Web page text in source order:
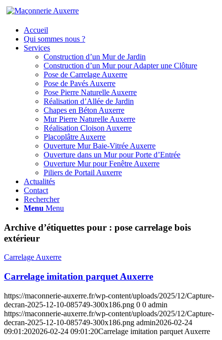
Accueil
Qui sommes nous ?
Services
Construction d’un Mur de Jardin
Construction d’un Mur pour Adapter une Clôture
Pose de Carrelage Auxerre
Pose de Pavés Auxerre
Pose Pierre Naturelle Auxerre
Réalisation d’Allée de Jardin
Chapes en Béton Auxerre
Mur Pierre Naturelle Auxerre
Réalisation Cloison Auxerre
Placoplâtre Auxerre
Ouverture Mur Baie-Vitrée Auxerre
Ouverture dans un Mur pour Porte d’Entrée
Ouverture Mur pour Fenêtre Auxerre
Piliers de Portail Auxerre
Actualités
Contact
Rechercher
Menu Menu
Archive d’étiquettes pour : pose carrelage bois
extérieur
Carrelage Auxerre
Carrelage imitation parquet Auxerre
https://maconnerie-auxerre.fr/wp-content/uploads/2025/12/Capture-
decran-2025-12-10-085749-300x186.png 0 0 admin
https://maconnerie-auxerre.fr/wp-content/uploads/2025/12/Capture-
decran-2025-12-10-085749-300x186.png admin2026-02-24
09:01:202026-02-24 09:01:20Carrelage imitation parquet Auxerre